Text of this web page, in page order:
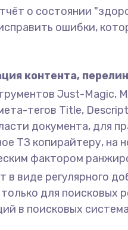
о состоянии
ошибки,
контента,
Just-Magic,
тегов Title,
документа, для
ТЗ копирайтеру,
фактором
в виде регулярного
для
в поисковых